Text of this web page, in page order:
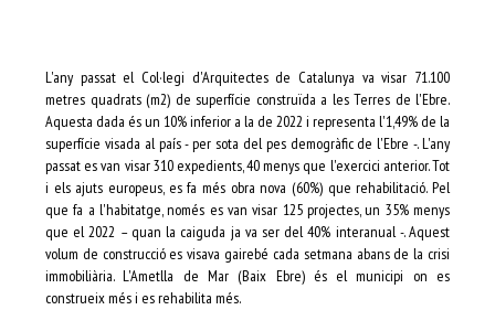
L'any passat el Col·legi d'Arquitectes de Catalunya va visar 71.100
metres quadrats (m2) de superfície construïda a les Terres de l'Ebre.
Aquesta dada és un 10% inferior a la de 2022 i representa l'1,49% de la
superfície visada al país - per sota del pes demogràfic de l'Ebre -. L'any
passat es van visar 310 expedients, 40 menys que l'exercici anterior. Tot
i els ajuts europeus, es fa més obra nova (60%) que rehabilitació. Pel
que fa a l'habitatge, només es van visar 125 projectes, un 35% menys
que el 2022 – quan la caiguda ja va ser del 40% interanual -. Aquest
volum de construcció es visava gairebé cada setmana abans de la crisi
immobiliària. L'Ametlla de Mar (Baix Ebre) és el municipi on es
construeix més i es rehabilita més.